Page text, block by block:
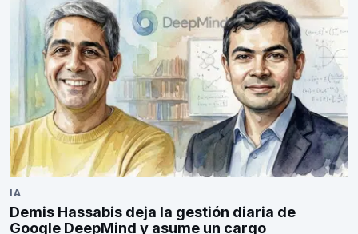
IA
Demis Hassabis deja la gestión diaria de
Google DeepMind y asume un cargo